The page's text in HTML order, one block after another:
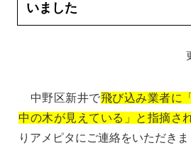
いました
中野区新井で飛び込み業者に
中の木が見えている」と指摘さ
りアメピタにご連絡をいただき